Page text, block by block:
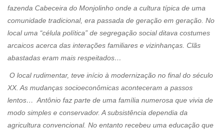
fazenda Cabeceira do Monjolinho onde a cultura típica de uma
comunidade tradicional, era passada de geração em geração. No
local uma “célula política” de segregação social ditava costumes
arcaicos acerca das interações familiares e vizinhanças. Clãs
abastadas eram mais respeitados…
O local rudimentar, teve início à modernização no final do século
XX. As mudanças socioeconômicas aconteceram a passos
lentos… Antônio faz parte de uma família numerosa que vivia de
modo simples e conservador. A subsistência dependia da
agricultura convencional. No entanto recebeu uma educação que